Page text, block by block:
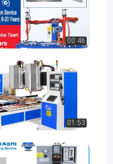
00:46
01:53